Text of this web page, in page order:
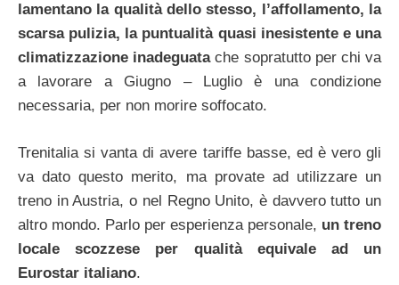
lamentano la qualità dello stesso, l’affollamento, la
scarsa pulizia, la puntualità quasi inesistente e una
climatizzazione inadeguatache sopratutto per chi va
a lavorare a Giugno – Luglio è una condizione
necessaria, per non morire soffocato.
Trenitalia si vanta di avere tariffe basse, ed è vero gli
va dato questo merito, ma provate ad utilizzare un
treno in Austria, o nel Regno Unito, è davvero tutto un
altro mondo. Parlo per esperienza personale, un treno
locale scozzese per qualità equivale ad un
Eurostar italiano.